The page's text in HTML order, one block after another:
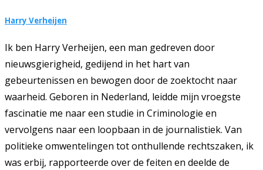
Harry Verheijen
Ik ben Harry Verheijen, een man gedreven door
nieuwsgierigheid, gedijend in het hart van
gebeurtenissen en bewogen door de zoektocht naar
waarheid. Geboren in Nederland, leidde mijn vroegste
fascinatie me naar een studie in Criminologie en
vervolgens naar een loopbaan in de journalistiek. Van
politieke omwentelingen tot onthullende rechtszaken, ik
was erbij, rapporteerde over de feiten en deelde de